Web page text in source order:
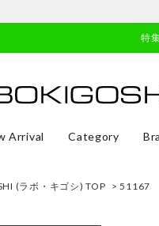
特
Arrival Category
(ラボ・キゴシ) TOP > 51167